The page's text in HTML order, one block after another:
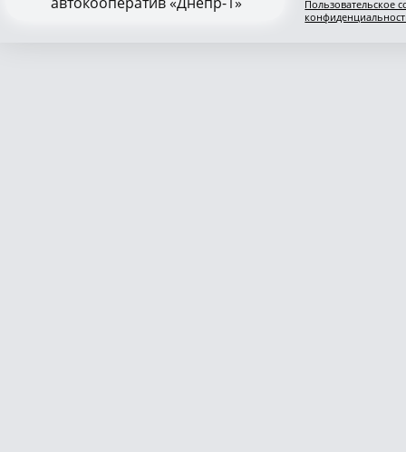
Пользовательское